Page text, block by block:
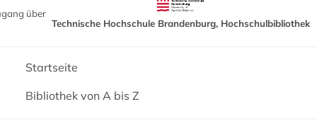
über
Technische Hochschule Brandenburg, Hochschulbibliothek
Startseite
Bibliothek von A bis Z